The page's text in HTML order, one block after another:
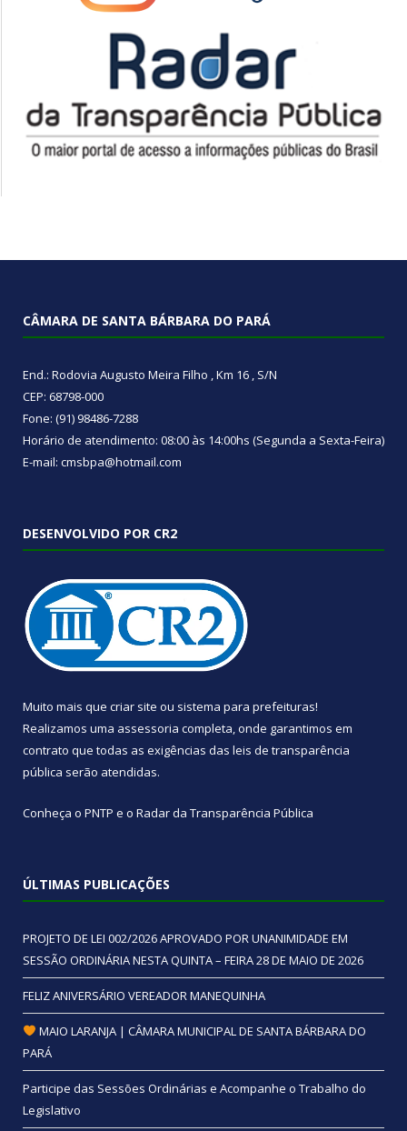
CÂMARA DE SANTA BÁRBARA DO PARÁ
End.: Rodovia Augusto Meira Filho , Km 16 , S/N
CEP: 68798-000
Fone: (91) 98486-7288
Horário de atendimento: 08:00 às 14:00hs (Segunda a Sexta-Feira)
E-mail: cmsbpa@hotmail.com
DESENVOLVIDO POR CR2
Muito mais que criar site ou sistema para prefeituras!
Realizamos uma assessoria completa, onde garantimos em
contrato que todas as exigências das leis de transparência
pública serão atendidas.
Conheça o PNTP e o Radar da Transparência Pública
ÚLTIMAS PUBLICAÇÕES
PROJETO DE LEI 002/2026 APROVADO POR UNANIMIDADE EM
SESSÃO ORDINÁRIA NESTA QUINTA – FEIRA 28 DE MAIO DE 2026
FELIZ ANIVERSÁRIO VEREADOR MANEQUINHA
MAIO LARANJA | CÂMARA MUNICIPAL DE SANTA BÁRBARA DO
PARÁ
Participe das Sessões Ordinárias e Acompanhe o Trabalho do
Legislativo